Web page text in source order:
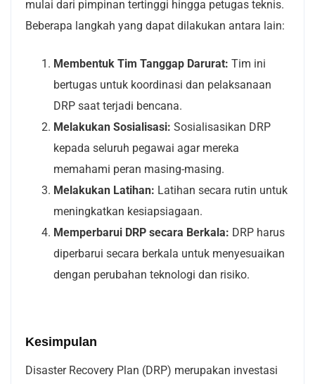
mulai dari pimpinan tertinggi hingga petugas teknis.
Beberapa langkah yang dapat dilakukan antara lain:
Membentuk Tim Tanggap Darurat: Tim ini
bertugas untuk koordinasi dan pelaksanaan
DRP saat terjadi bencana.
Melakukan Sosialisasi: Sosialisasikan DRP
kepada seluruh pegawai agar mereka
memahami peran masing-masing.
Melakukan Latihan: Latihan secara rutin untuk
meningkatkan kesiapsiagaan.
Memperbarui DRP secara Berkala: DRP harus
diperbarui secara berkala untuk menyesuaikan
dengan perubahan teknologi dan risiko.
Kesimpulan
Disaster Recovery Plan (DRP) merupakan investasi